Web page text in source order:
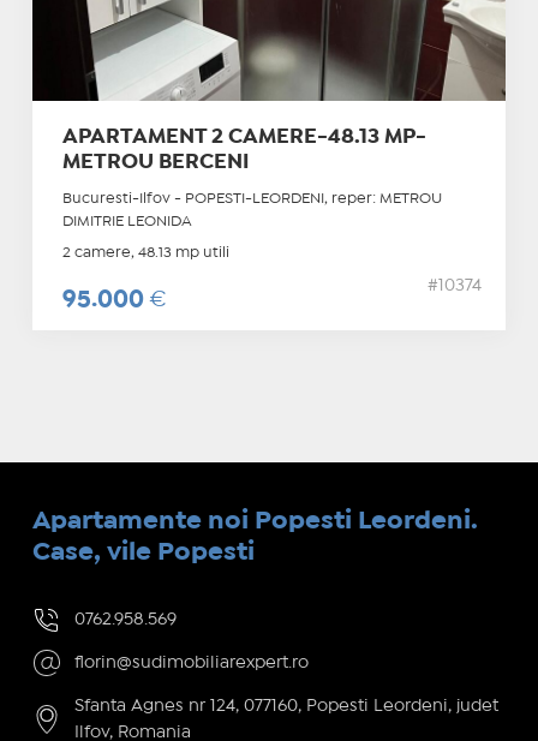
APARTAMENT 2 CAMERE-48.13 MP-
METROU BERCENI
Bucuresti-Ilfov - POPESTI-LEORDENI, reper: METROU
DIMITRIE LEONIDA
2 camere, 48.13 mp utili
95.000 €
#10374
Apartamente noi Popesti Leordeni.
Case, vile Popesti
0762.958.569
florin@sudimobiliarexpert.ro
Sfanta Agnes nr 124, 077160, Popesti Leordeni, judet
Ilfov, Romania